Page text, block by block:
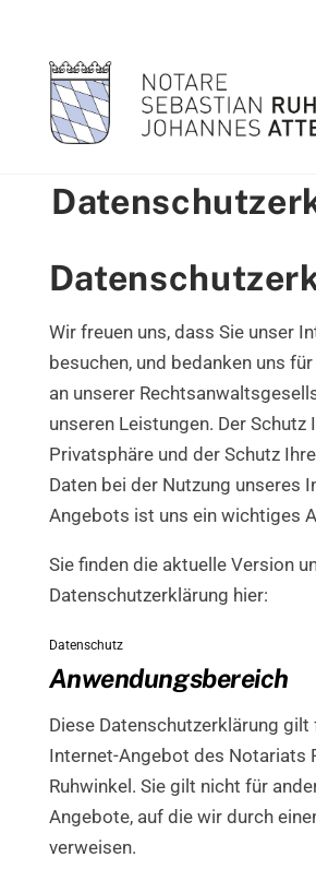
content
Wir freuen uns, dass Sie unser
besuchen, und bedanken uns
an unserer
unseren Leistungen. Der Schutz
Privatsphäre und der Schutz
Daten bei der Nutzung unseres
Angebots ist uns ein wichtiges
Sie finden die aktuelle Version
Datenschutzerklärung hier:
Datenschutz
Anwendungsbereich
Diese Datenschutzerklärung gilt
Internet-Angebot des Notariats
Ruhwinkel. Sie gilt nicht für
Angebote, auf die wir durch
verweisen.